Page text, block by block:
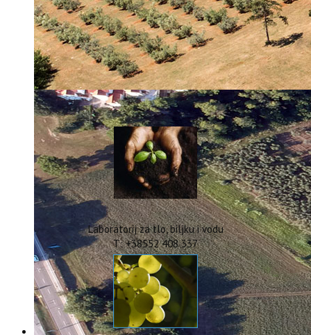
REVIVE
WASTEREDUCE
MITOMED+
WINTERMED
CASTWATER
INHERIT
CONSUMLESS PLUS
IstraOILFest
ARHIVA PROJEKATA
IstraECOinclusive
Izdavačka djelatnost
Izbor u znanstvena zvanja
Dokumenti
Statut
Strategija
CIP
Pravo na pristup informacijama
Zaštita osobnih podataka
Godišnji izvještaj
Javna nabava
Natječaji za radna mjesta
Zakonodavni okvir
Laboratorij za tlo, biljku i vodu
T: +38552 408 337